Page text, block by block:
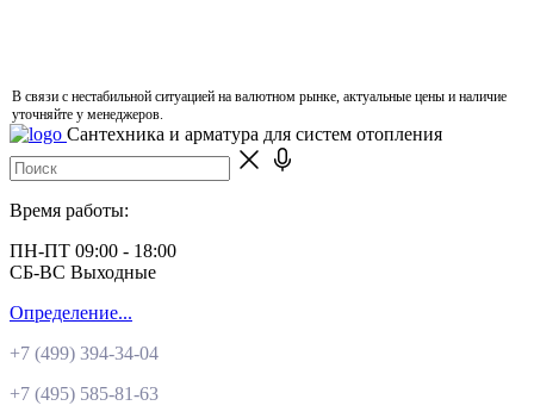
В связи с нестабильной ситуацией на валютном рынке, актуальные цены и наличие
уточняйте у менеджеров.
Сантехника и арматура для систем отопления
Время работы:
ПН-ПТ 09:00 - 18:00
СБ-ВС Выходные
Определение...
+7 (499) 394-34-04
+7 (495) 585-81-63